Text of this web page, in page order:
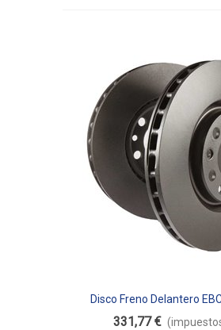
Añadir Al Carrito
Disco Freno Delantero
D2201
331,77 €